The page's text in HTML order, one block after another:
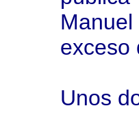
exceso
Unos